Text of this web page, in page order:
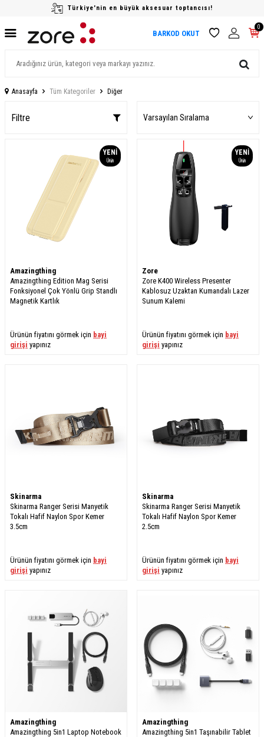
Türkiye'nin en büyük aksesuar toptancısı!
BARKOD OKUT
0
Anasayfa Tüm Kategoriler Diğer
Filtre
YENI
Ürün
Amazingthing
Amazingthing Edition Mag Serisi
Fonksiyonel Çok Yönlü Grip Standlı
Magnetik Kartlık
Ürünün fiyatını görmek için bayi
girişi yapınız
YENI
Ürün
Zore
Zore K400 Wireless Presenter
Kablosuz Uzaktan Kumandalı Lazer
Sunum Kalemi
Ürünün fiyatını görmek için bayi
girişi yapınız
Skinarma
Skinarma Ranger Serisi Manyetik
Tokalı Hafif Naylon Spor Kemer
3.5cm
Ürünün fiyatını görmek için bayi
girişi yapınız
Skinarma
Skinarma Ranger Serisi Manyetik
Tokalı Hafif Naylon Spor Kemer
2.5cm
Ürünün fiyatını görmek için bayi
girişi yapınız
Amazingthing
Amazingthing 5in1 Laptop Notebook
Amazingthing
Amazingthing 5in1 Taşınabilir Tablet